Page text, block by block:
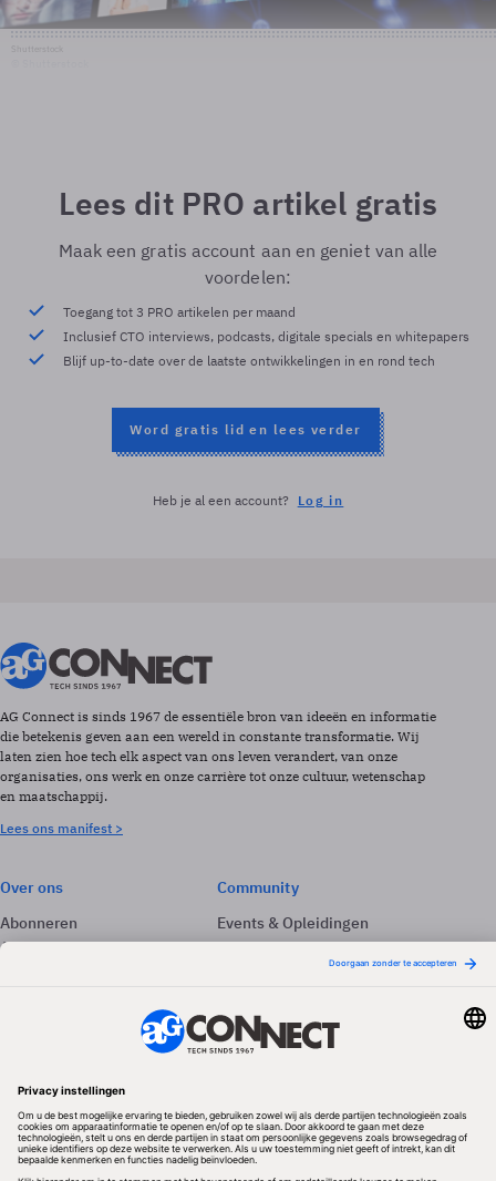
Lees dit PRO artikel gratis
Maak een gratis account aan en geniet van alle
voordelen:
Toegang tot 3 PRO artikelen per maand
Inclusief CTO interviews, podcasts, digitale specials en whitepapers
Blijf up-to-date over de laatste ontwikkelingen in en rond tech
Word gratis lid en lees verder
Heb je al een account? Log in
AG Connect is sinds 1967 de essentiële bron van ideeën en informatie
die betekenis geven aan een wereld in constante transformatie. Wij
laten zien hoe tech elk aspect van ons leven verandert, van onze
organisaties, ons werk en onze carrière tot onze cultuur, wetenschap
en maatschappij.
Lees ons manifest >
Over ons
Abonneren
Adverteren
Community
Events & Opleidingen
Nieuwsbrieven
Volg ons